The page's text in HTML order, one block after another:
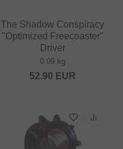
The Shadow Conspiracy
"Optimized Freecoaster"
Driver
0.09 kg
52.90 EUR